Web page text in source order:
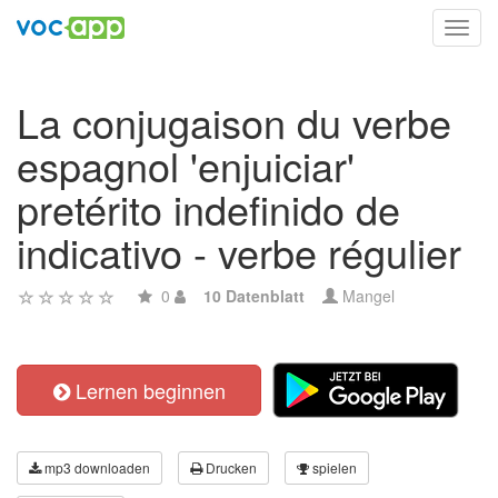
La conjugaison du verbe
espagnol 'enjuiciar'
pretérito indefinido de
indicativo - verbe régulier
0 10 Datenblatt Mangel
Lernen beginnen
mp3 downloaden Drucken spielen